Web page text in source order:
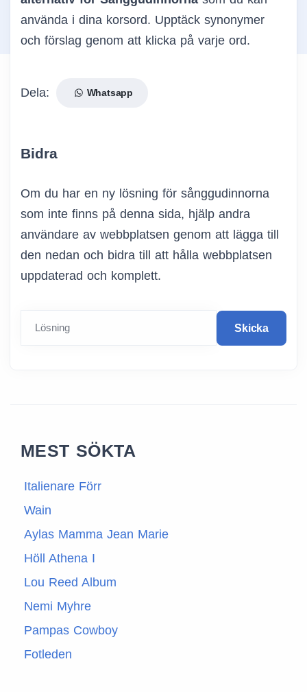
använda i dina korsord. Upptäck synonymer
och förslag genom att klicka på varje ord.
Dela: Whatsapp
Bidra
Om du har en ny lösning för sånggudinnorna
som inte finns på denna sida, hjälp andra
användare av webbplatsen genom att lägga till
den nedan och bidra till att hålla webbplatsen
uppdaterad och komplett.
Lösning Skicka
MEST SÖKTA
Italienare Förr
Wain
Aylas Mamma Jean Marie
Höll Athena I
Lou Reed Album
Nemi Myhre
Pampas Cowboy
Fotleden